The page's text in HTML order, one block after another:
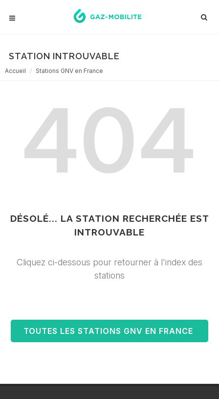
STATION INTROUVABLE
Accueil Stations GNV en France
404
DÉSOLÉ... LA STATION RECHERCHÉE EST
INTROUVABLE
Cliquez ci-dessous pour retourner à l'index des
stations
TOUTES LES STATIONS GNV EN FRANCE